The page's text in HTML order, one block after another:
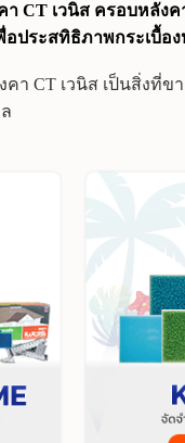
คา CT เวนิส ครอบหลั
อประสทิธิภาพกระเบื้อ
คา CT เวนิส เป็นสิ่งที่